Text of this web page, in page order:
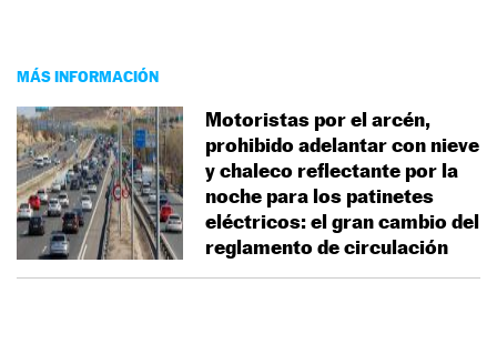
MÁS INFORMACIÓN
Motoristas por el arcén,
prohibido adelantar con nieve
y chaleco reflectante por la
noche para los patinetes
eléctricos: el gran cambio del
reglamento de circulación